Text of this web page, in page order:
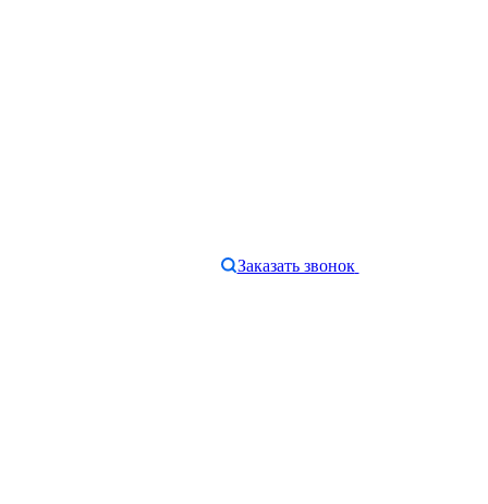
Заказать звонок